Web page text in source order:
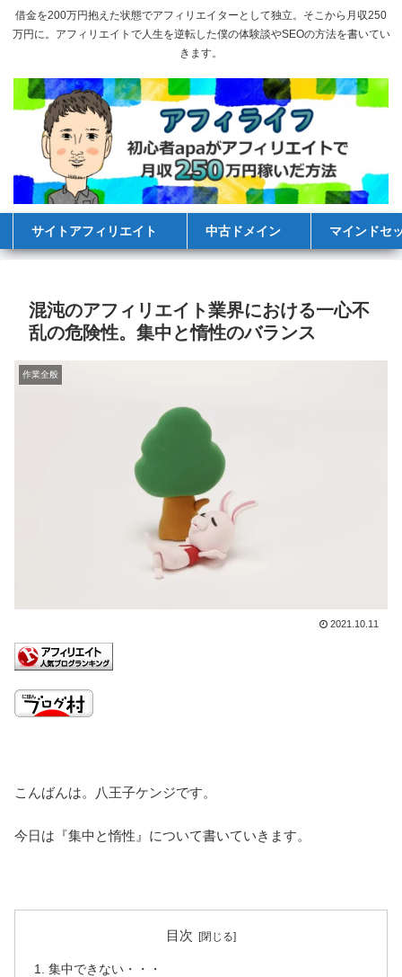
借金を200万円抱えた状態でアフィリエイターとして独立。そこから月収250
万円に。アフィリエイトで人生を逆転した僕の体験談やSEOの方法を書いてい
きます。
サイトアフィリエイト 中古ドメイン マインドセ
混沌のアフィリエイト業界における一心不
乱の危険性。集中と惰性のバランス
作業全般
2021.10.11
こんばんは。八王子ケンジです。
今日は『集中と惰性』について書いていきます。
目次
集中できない・・・